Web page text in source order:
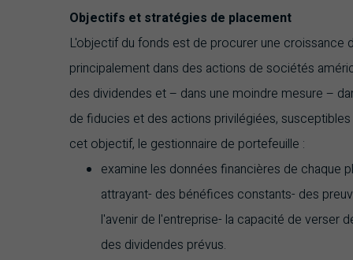
Objectifs et stratégies de placement
L'objectif du fonds est de procurer une croissance
principalement dans des actions de sociétés
des dividendes et – dans une moindre mesure –
de fiducies et des actions privilégiées,
cet objectif, le gestionnaire de portefeuille :
examine les données financières de chaque
attrayant- des bénéfices constants- des
l'avenir de l'entreprise- la capacité de verser
des dividendes prévus.